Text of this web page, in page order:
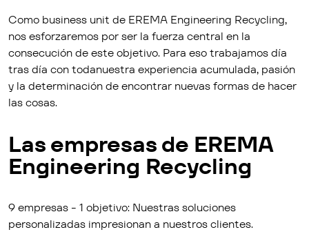
Como business unit de EREMA Engineering Recycling,
nos esforzaremos por ser la fuerza central en la
consecución de este objetivo. Para eso trabajamos día
tras día con todanuestra experiencia acumulada, pasión
y la determinación de encontrar nuevas formas de hacer
las cosas.
Las empresas de EREMA
Engineering Recycling
9 empresas - 1 objetivo: Nuestras soluciones
personalizadas impresionan a nuestros clientes.